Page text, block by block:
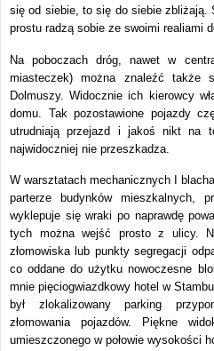
się od siebie, to się do siebie zbliżają.
prostu radzą sobie ze swoimi realiami
Na poboczach dróg, nawet w
miasteczek) można znaleźć także
Dolmuszy. Widocznie ich kierowcy
domu. Tak pozostawione pojazdy
utrudniają przejazd i jakoś nikt na
najwidoczniej nie przeszkadza.
W warsztatach mechanicznych I
parterze budynków mieszkalnych,
wyklepuje się wraki po naprawdę
tych można wejść prosto z ulicy.
złomowiska lub punkty segregacji
co oddane do użytku nowoczesne
mnie pięciogwiazdkowy hotel w
był zlokalizowany parking
złomowania pojazdów. Piękne
umieszczonego w połowie wysokości